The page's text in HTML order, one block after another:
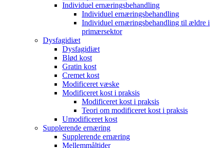
Individuel ernæringsbehandling
Individuel ernæringsbehandling
Individuel ernæringsbehandling til ældre i
primærsektor
Dysfagidiæt
Dysfagidiæt
Blød kost
Gratin kost
Cremet kost
Modificeret væske
Modificeret kost i praksis
Modificeret kost i praksis
Teori om modificeret kost i praksis
Umodificeret kost
Supplerende ernæring
Supplerende ernæring
Mellemmåltider